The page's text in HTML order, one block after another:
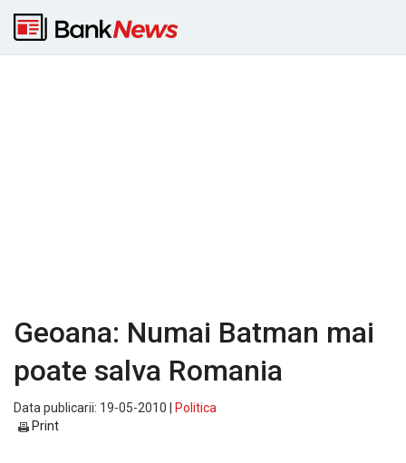
Geoana: Numai Batman mai
poate salva Romania
Data publicarii: 19-05-2010 |
Politica
Print